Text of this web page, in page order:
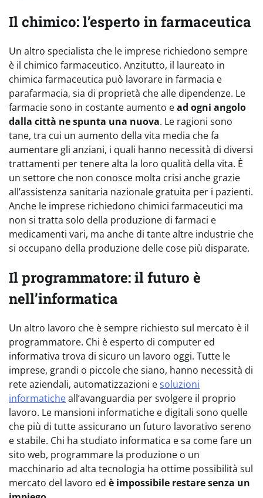
Il chimico: l’esperto in farmaceutica
Un altro specialista che le imprese richiedono sempre
è il chimico farmaceutico. Anzitutto, il laureato in
chimica farmaceutica può lavorare in farmacia e
parafarmacia, sia di proprietà che alle dipendenze. Le
farmacie sono in costante aumento ead ogni angolo
dalla città ne spunta una nuova. Le ragioni sono
tane, tra cui un aumento della vita media che fa
aumentare gli anziani, i quali hanno necessità di diversi
trattamenti per tenere alta la loro qualità della vita. È
un settore che non conosce molta crisi anche grazie
all’assistenza sanitaria nazionale gratuita per i pazienti.
Anche le imprese richiedono chimici farmaceutici ma
non si tratta solo della produzione di farmaci e
medicamenti vari, ma anche di tante altre industrie che
si occupano della produzione delle cose più disparate.
Il programmatore: il futuro è
nell’informatica
Un altro lavoro che è sempre richiesto sul mercato è il
programmatore. Chi è esperto di computer ed
informativa trova di sicuro un lavoro oggi. Tutte le
imprese, grandi o piccole che siano, hanno necessità di
rete aziendali, automatizzazioni esoluzioni
informaticheall’avanguardia per svolgere il proprio
lavoro. Le mansioni informatiche e digitali sono quelle
che più di tutte assicurano un futuro lavorativo sereno
e stabile. Chi ha studiato informatica e sa come fare un
sito web, programmare la produzione o un
macchinario ad alta tecnologia ha ottime possibilità sul
mercato del lavoro ed è impossibile restare senza un